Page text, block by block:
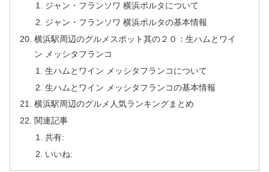
ジャン・フランソワ 横浜ポルタについて
ジャン・フランソワ 横浜ポルタの基本情報
横浜駅周辺のグルメスポット其の２０：生ハムとワイ
ン メッシタフランコ
生ハムとワイン メッシタフランコについて
生ハムとワイン メッシタフランコの基本情報
横浜駅周辺のグルメ人気ランキングまとめ
関連記事
共有:
いいね: